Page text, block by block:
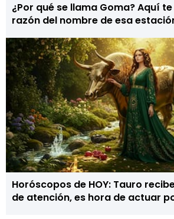
¿Por qué se llama Goma? Aquí
razón del nombre de esa
Horóscopos de HOY: Tauro
de atención, es hora de actuar